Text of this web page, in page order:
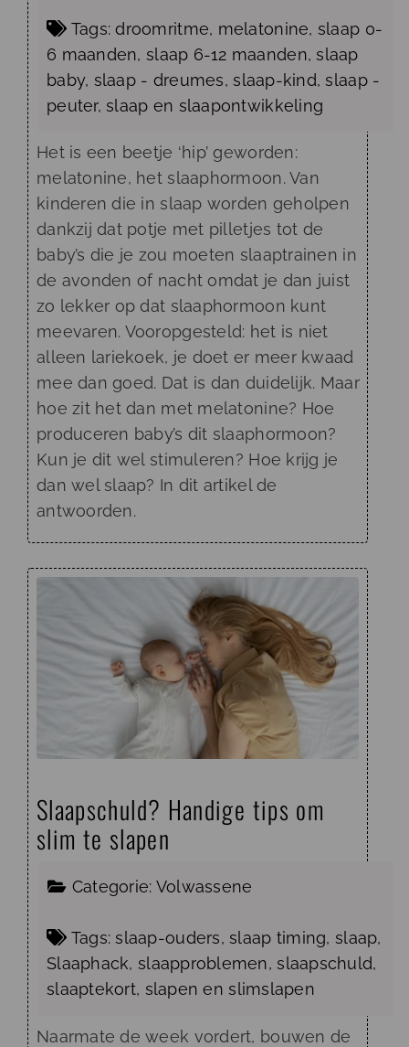
Tags:droomritme, melatonine, slaap 0-
6 maanden, slaap 6-12 maanden,slaap
baby, slaap - dreumes,slaap-kind,slaap -
peuter,slaap en slaapontwikkeling
Het is een beetje ‘hip’ geworden:
melatonine, het slaaphormoon. Van
kinderen die in slaap worden geholpen
dankzij dat potje met pilletjes tot de
baby’s die je zou moeten slaaptrainen in
de avonden of nacht omdat je dan juist
zo lekker op dat slaaphormoon kunt
meevaren. Vooropgesteld: het is niet
alleen lariekoek, je doet er meer kwaad
mee dan goed. Dat is dan duidelijk. Maar
hoe zit het dan met melatonine? Hoe
produceren baby’s dit slaaphormoon?
Kun je dit wel stimuleren? Hoe krijg je
dan wel slaap? In dit artikel de
antwoorden.
Slaapschuld? Handige tips om
slim te slapen
Categorie: Volwassene
Tags:slaap-ouders,slaap timing, slaap,
Slaaphack, slaapproblemen,slaapschuld,
slaaptekort, slapen enslimslapen
Naarmate de week vordert, bouwen de